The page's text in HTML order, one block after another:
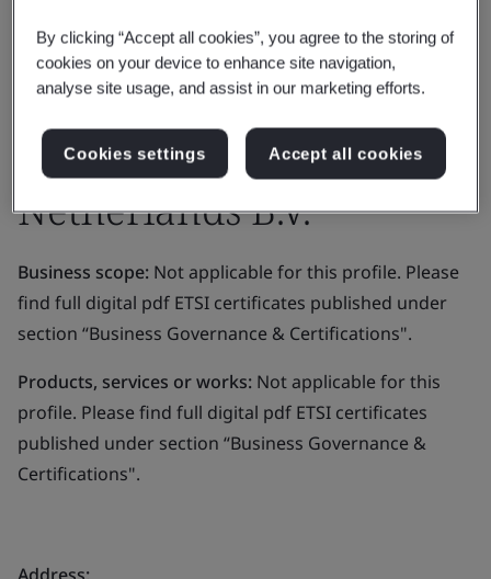
DigiCert Europe
Netherlands B.V.
Business scope: Not applicable for this profile. Please
find full digital pdf ETSI certificates published under
section “Business Governance & Certifications".
Products, services or works: Not applicable for this
profile. Please find full digital pdf ETSI certificates
published under section “Business Governance &
Certifications".
By clicking “Accept all cookies”, you agree to the storing of
cookies on your device to enhance site navigation,
analyse site usage, and assist in our marketing efforts.
Cookies settings Accept all cookies